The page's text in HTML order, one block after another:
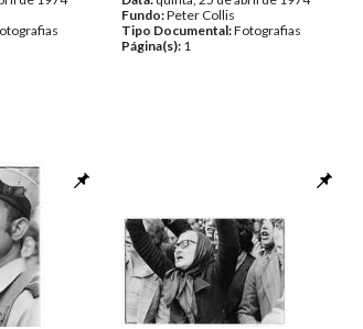
Fundo:Peter Collis
Tipo Documental:Fotografias
Página(s): 1